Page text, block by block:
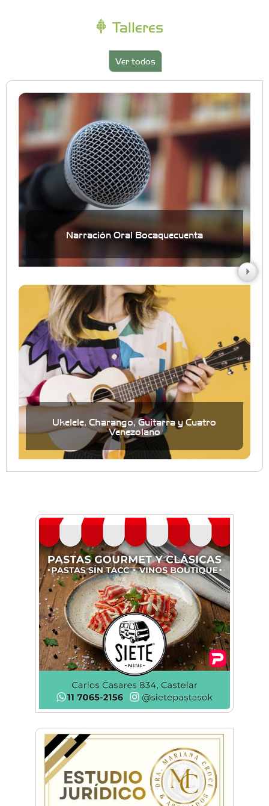
Talleres
Ver todos
Narración Oral Bocaquecuenta
Ukelele, Charango, Guitarra y Cuatro
Venezolano